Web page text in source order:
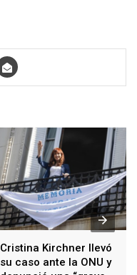
Cristina Kirchner llevó
su caso ante la ONU y